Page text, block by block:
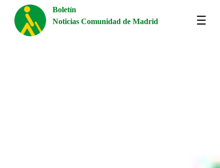
Boletín
Noticias Comunidad de Madrid